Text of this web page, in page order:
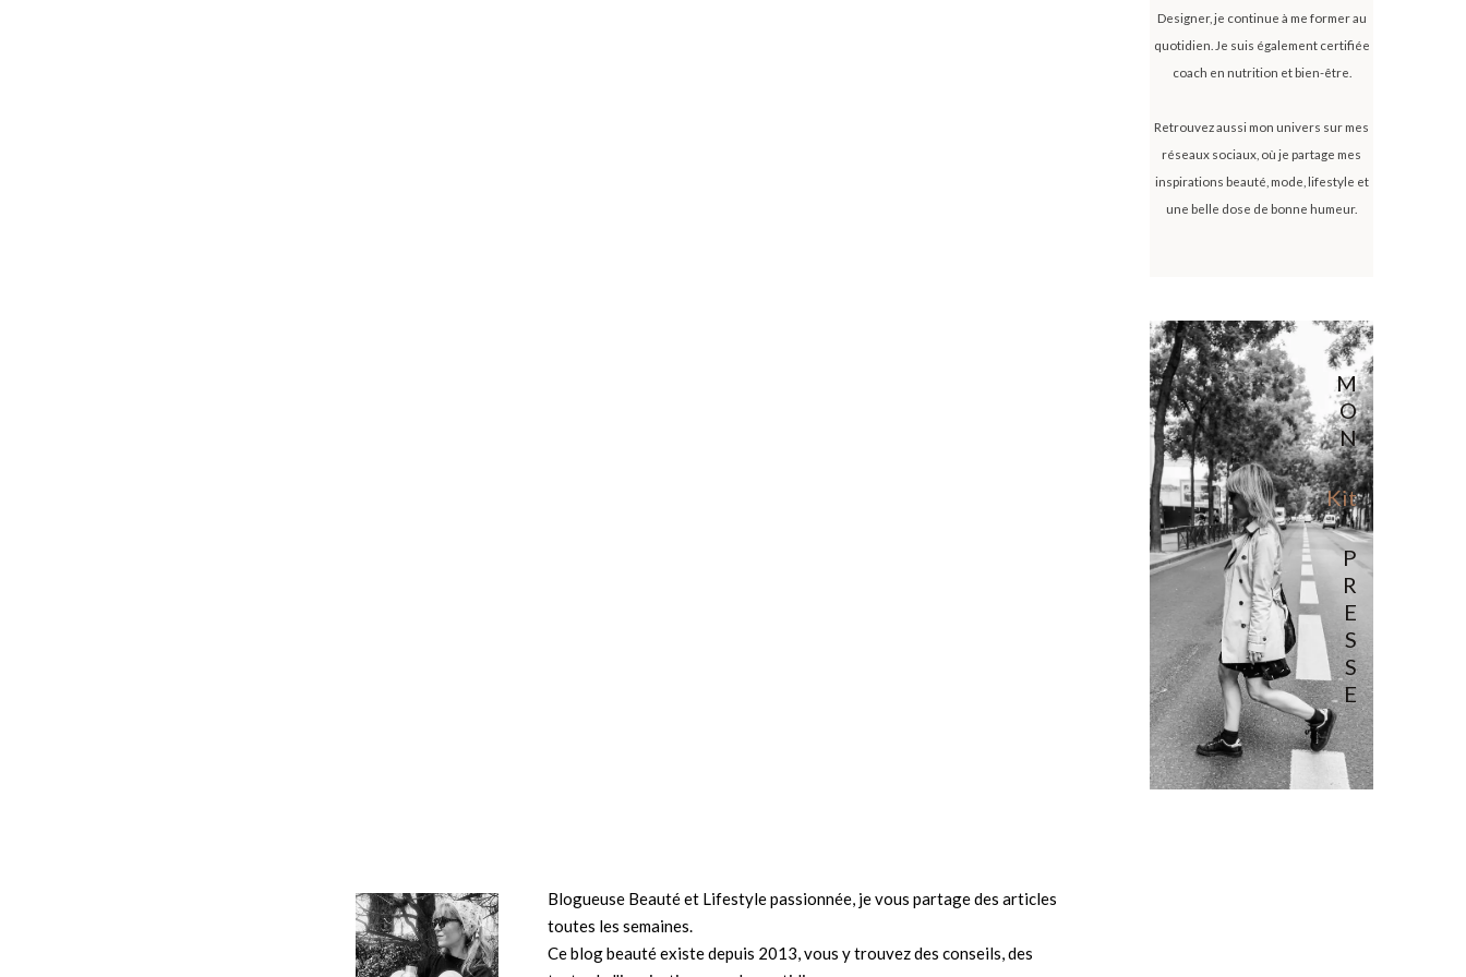
Designer, je continue à me former au
quotidien. Je suis également certifiée
coach en nutrition et bien-être.
Retrouvez aussi mon univers sur mes
réseaux sociaux, où je partage mes
inspirations beauté, mode, lifestyle et
une belle dose de bonne humeur.
M
O
N
Kit
P
R
E
S
S
E
Blogueuse Beauté et Lifestyle passionnée, je vous partage des articles
toutes les semaines.
Ce blog beauté existe depuis 2013, vous y trouvez des conseils, des